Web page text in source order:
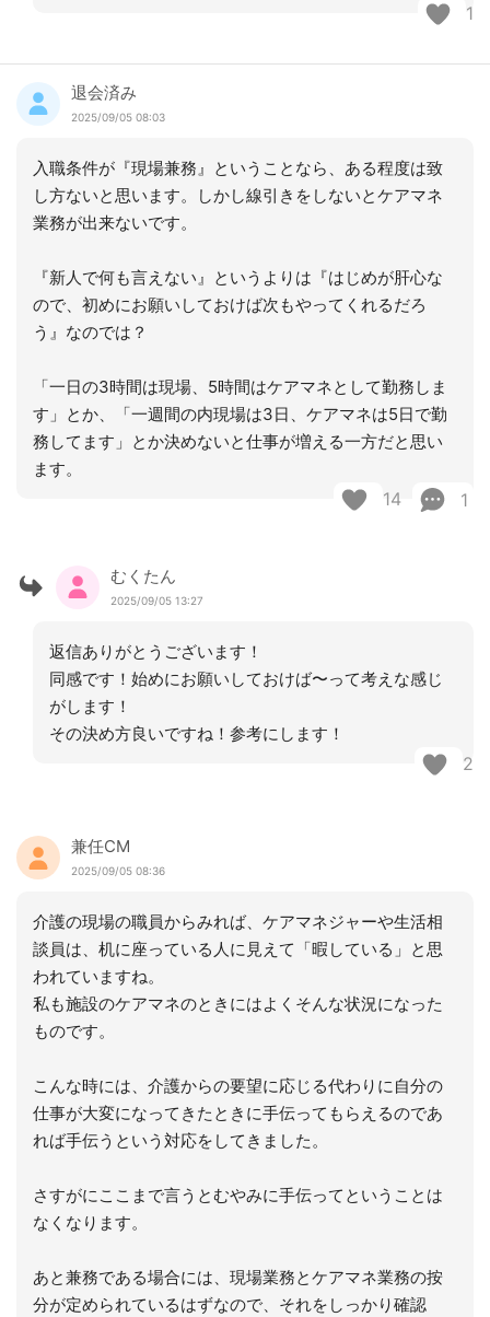
1
退会済み
2025/09/05 08:03
入職条件が『現場兼務』ということなら、ある程度は致
し方ないと思います。しかし線引きをしないとケアマネ
業務が出来ないです。
『新人で何も言えない』というよりは『はじめが肝心な
ので、初めにお願いしておけば次もやってくれるだろ
う』なのでは？
「一日の3時間は現場、5時間はケアマネとして勤務しま
す」とか、「一週間の内現場は3日、ケアマネは5日で勤
務してます」とか決めないと仕事が増える一方だと思い
ます。
14 1
むくたん
2025/09/05 13:27
返信ありがとうございます！
同感です！始めにお願いしておけば〜って考えな感じ
がします！
その決め方良いですね！参考にします！
2
兼任CM
2025/09/05 08:36
介護の現場の職員からみれば、ケアマネジャーや生活相
談員は、机に座っている人に見えて「暇している」と思
われていますね。
私も施設のケアマネのときにはよくそんな状況になった
ものです。
こんな時には、介護からの要望に応じる代わりに自分の
仕事が大変になってきたときに手伝ってもらえるのであ
れば手伝うという対応をしてきました。
さすがにここまで言うとむやみに手伝ってということは
なくなります。
あと兼務である場合には、現場業務とケアマネ業務の按
分が定められているはずなので、それをしっかり確認